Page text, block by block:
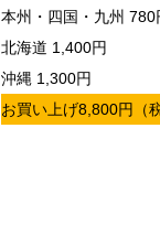
本州・四国・九州 780
北海道 1,400円
沖縄 1,300円
お買い上げ8,800円（